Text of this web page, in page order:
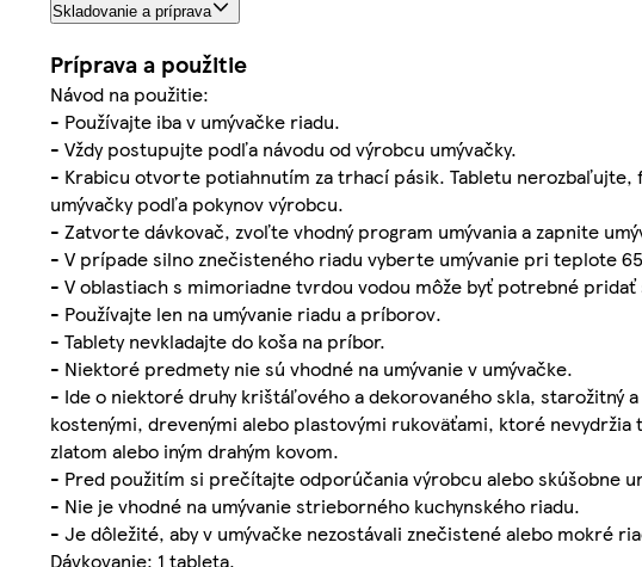
Skladovanie a príprava
Príprava a použitie
Návod na použitie:
- Používajte iba v umývačke riadu.
- Vždy postupujte podľa návodu od výrobcu umývačky.
- Krabicu otvorte potiahnutím za trhací pásik. Tabletu
umývačky podľa pokynov výrobcu.
- Zatvorte dávkovač, zvoľte vhodný program umývania a zapnite
- V prípade silno znečisteného riadu vyberte umývanie pri teplote
- V oblastiach s mimoriadne tvrdou vodou môže byť potrebné pridať
- Používajte len na umývanie riadu a príborov.
- Tablety nevkladajte do koša na príbor.
- Niektoré predmety nie sú vhodné na umývanie v umývačke.
- Ide o niektoré druhy krištáľového a dekorovaného skla,
kostenými, drevenými alebo plastovými rukoväťami, ktoré
zlatom alebo iným drahým kovom.
- Pred použitím si prečítajte odporúčania výrobcu alebo skúšobne
- Nie je vhodné na umývanie strieborného kuchynského riadu.
- Je dôležité, aby v umývačke nezostávali znečistené alebo mokré
Dávkovanie: 1 tableta.